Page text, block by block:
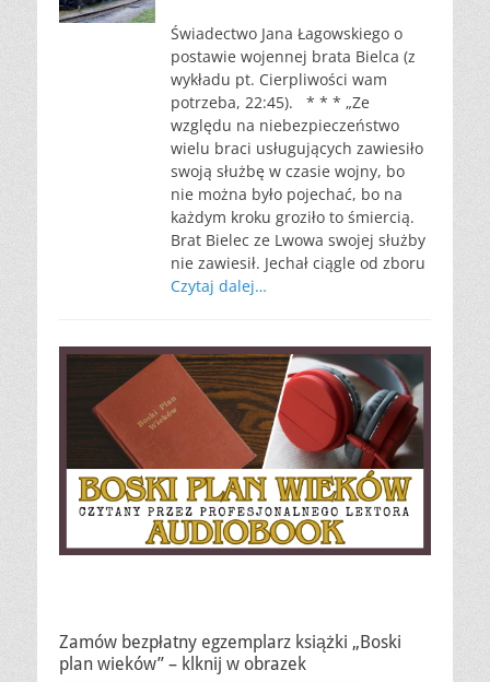
Świadectwo Jana Łagowskiego o
postawie wojennej brata Bielca (z
wykładu pt. Cierpliwości wam
potrzeba, 22:45). * * * „Ze
względu na niebezpieczeństwo
wielu braci usługujących zawiesiło
swoją służbę w czasie wojny, bo
nie można było pojechać, bo na
każdym kroku groziło to śmiercią.
Brat Bielec ze Lwowa swojej służby
nie zawiesił. Jechał ciągle od zboru
Czytaj dalej…
Zamów bezpłatny egzemplarz książki „Boski
plan wieków” – klknij w obrazek